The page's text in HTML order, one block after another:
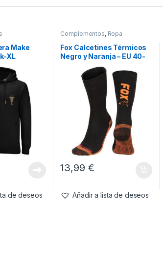
Make
XL
de deseos
Complementos, Ropa
Fox Calcetines Térmicos
Negro y Naranja – EU 40-
13,99 €
Añadir a lista de deseos